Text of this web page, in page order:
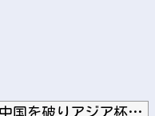
韓国人「U17日本代表、決勝で中国を破りアジア杯優勝（通算5...